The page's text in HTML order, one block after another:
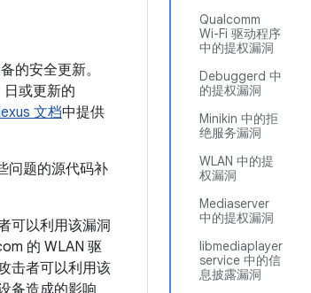
Qualcomm
Wi-Fi 驱动程序
中的提权漏洞
Debuggerd 中
的提权漏洞
Minikin 中的拒
绝服务漏洞
WLAN 中的提
权漏洞
Mediaserver
中的提权漏洞
libmediaplayer
service 中的信
息披露漏洞
的安全更新。
日或更新的
文档中提供
问题的源代码补
可以利用该漏洞
的 WLAN 驱
击者可以利用该
备造成的影响